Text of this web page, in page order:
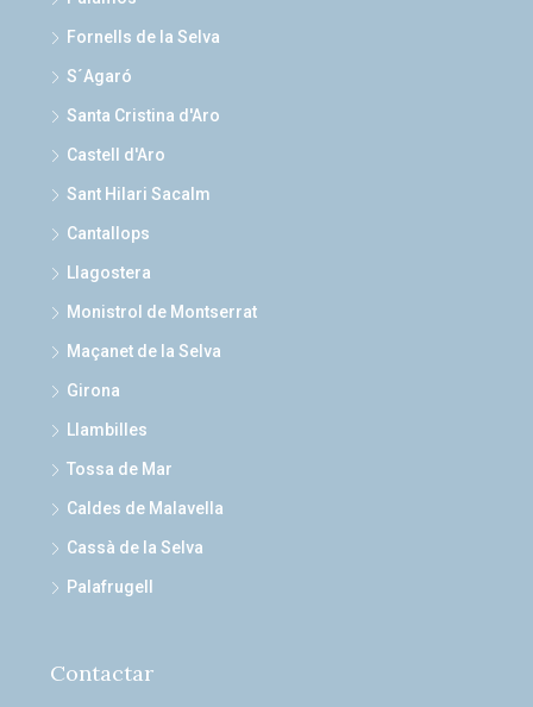
Fornells de la Selva
S´Agaró
Santa Cristina d'Aro
Castell d'Aro
Sant Hilari Sacalm
Cantallops
Llagostera
Monistrol de Montserrat
Maçanet de la Selva
Girona
Llambilles
Tossa de Mar
Caldes de Malavella
Cassà de la Selva
Palafrugell
Contactar